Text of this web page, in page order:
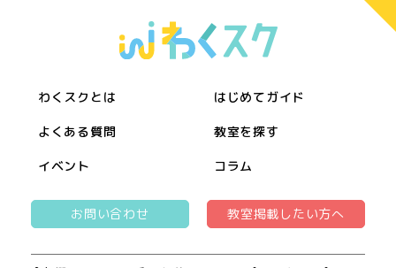
わくスクとは はじめてガイド
よくある質問 教室を探す
イベント コラム
お問い合わせ 教室掲載したい方へ